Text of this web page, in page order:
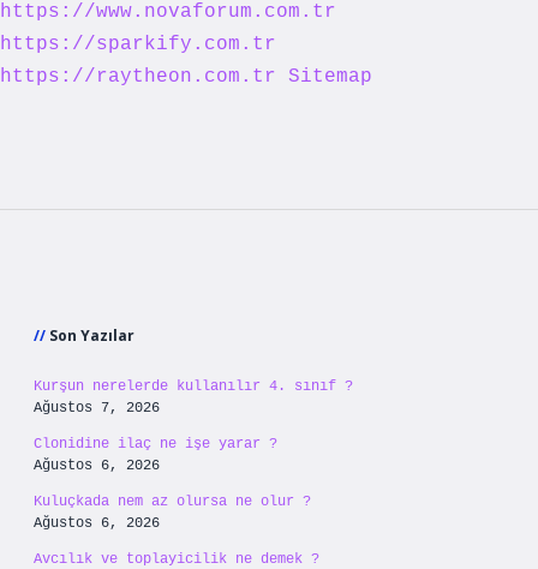
https://www.novaforum.com.tr
https://sparkify.com.tr
https://raytheon.com.tr
Sitemap
Son Yazılar
Kurşun nerelerde kullanılır 4. sınıf ?
Ağustos 7, 2026
Clonidine ilaç ne işe yarar ?
Ağustos 6, 2026
Kuluçkada nem az olursa ne olur ?
Ağustos 6, 2026
Avcılık ve toplayicilik ne demek ?